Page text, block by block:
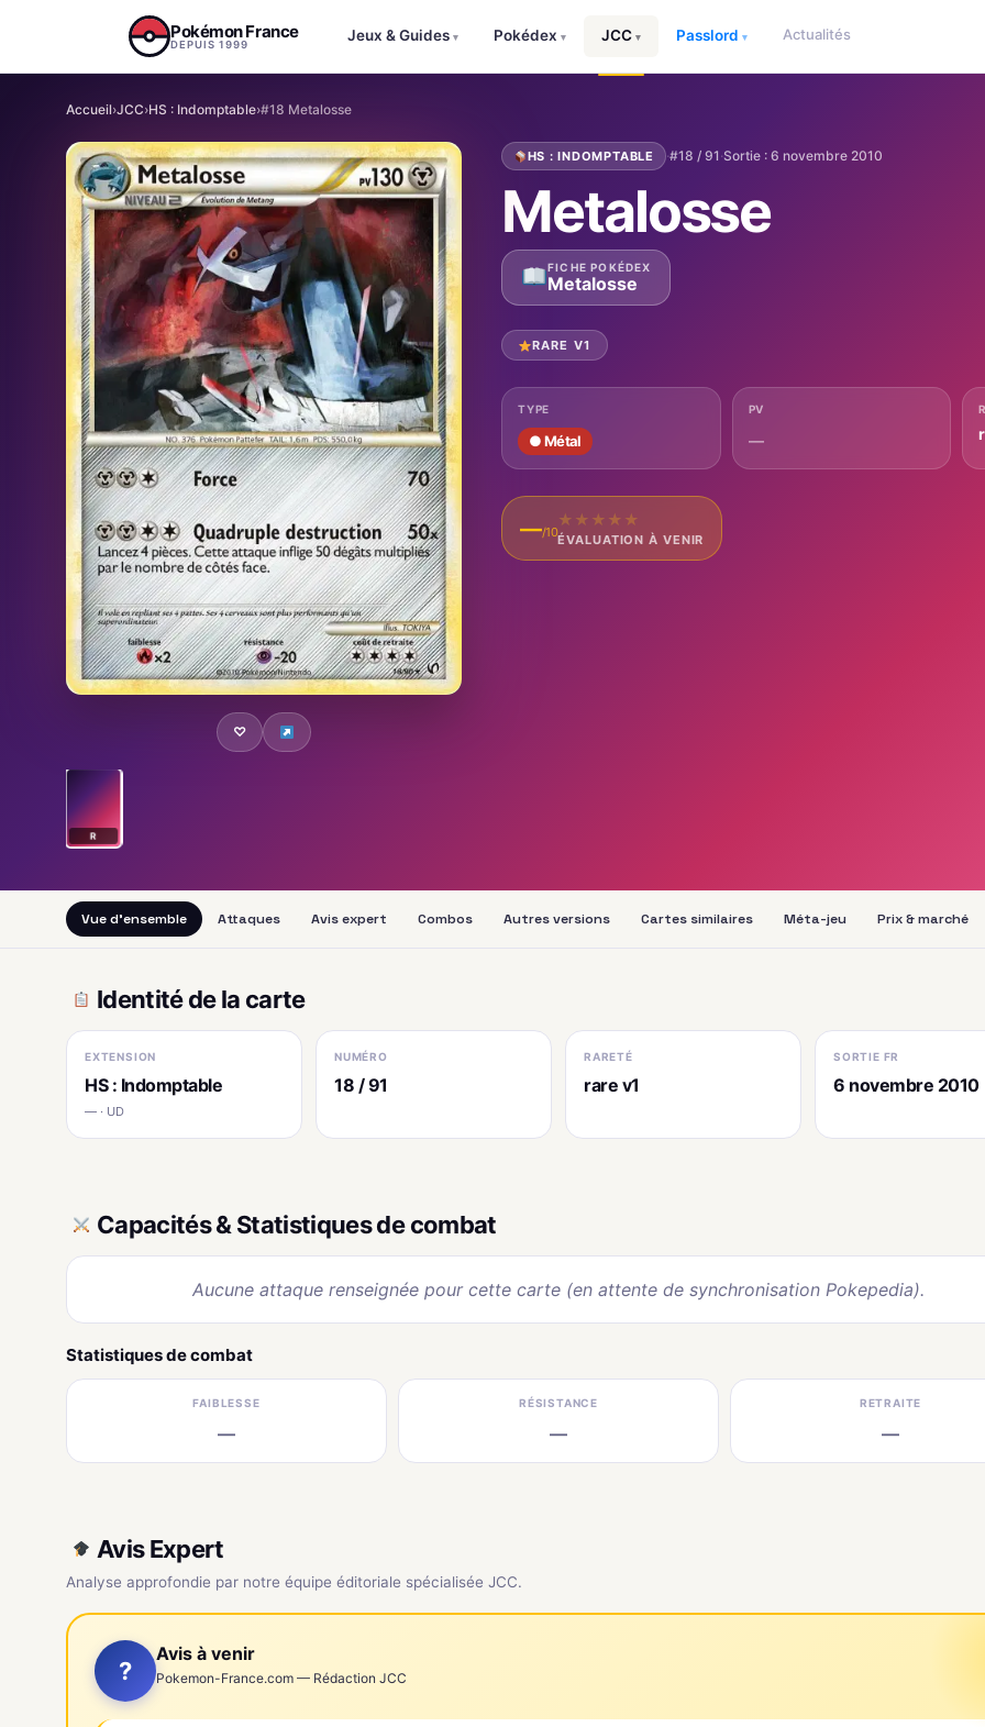
Pokémon France
DEPUIS 1999
Jeux & Guides ▾ Pokédex ▾ JCC ▾ Passlord ▾ Actualités
Accueil›JCC›HS : Indomptable›#18 Metalosse
♡
R
HS : INDOMPTABLE ·#18 / 91 ·Sortie : 6 novembre 2010
Metalosse
FICHE POKÉDEX
Metalosse
RARE V1
TYPE
● Métal
PV
—
—/10
★ ★ ★ ★ ★
ÉVALUATION À VENIR
Vue d'ensemble Attaques Avis expert Combos Autres versions Cartes similaires Méta-jeu Prix & marché
Identité de la carte
EXTENSION
HS : Indomptable
— · UD
NUMÉRO
18 / 91
RARETÉ
rare v1
SORTIE FR
6 novembre 2010
Capacités & Statistiques de combat
Aucune attaque renseignée pour cette carte (en attente de synchronisation Pokepedia).
Statistiques de combat
FAIBLESSE
—
RÉSISTANCE
—
RETRAITE
—
Avis Expert
Analyse approfondie par notre équipe éditoriale spécialisée JCC.
?
Avis à venir
Pokemon-France.com — Rédaction JCC